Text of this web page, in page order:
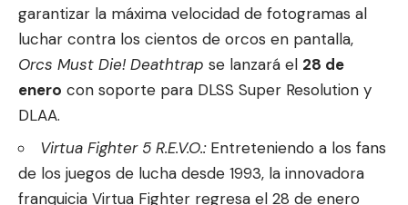
garantizar la máxima velocidad de fotogramas al
luchar contra los cientos de orcos en pantalla,
Orcs Must Die! Deathtrap se lanzará el 28 de
enero con soporte para DLSS Super Resolution y
DLAA.
Virtua Fighter 5 R.E.V.O.:Entreteniendo a los fans
de los juegos de lucha desde 1993, la innovadora
franquicia Virtua Fighter regresa el 28 de enero